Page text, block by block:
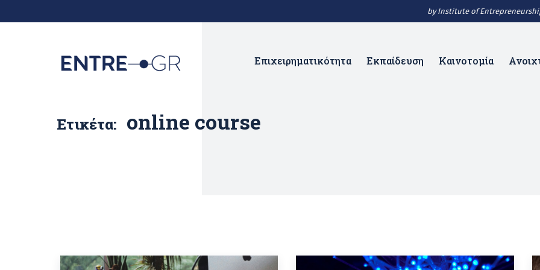
by Institute of
Επιχειρηματικότητα Εκπαίδευση Καινοτομία
Ετικέτα: online course